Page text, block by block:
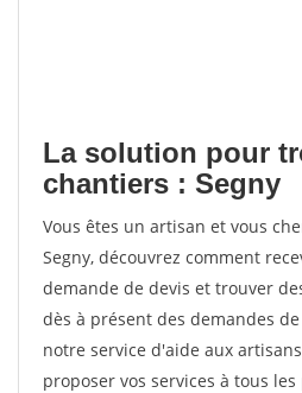
La solution pour
chantiers : Segny
Vous êtes un artisan et vous
Segny, découvrez comment
demande de devis et trouver
dès à présent des demandes
notre service d'aide aux
proposer vos services à tous